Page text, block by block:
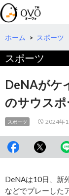
検
索
コ
テ
へ
移
動
ホーム > スポーツ
スポーツ
DeNAがケ
のサウスポ
スポーツ 2024年
DeNAは10日、新
などでプレーした